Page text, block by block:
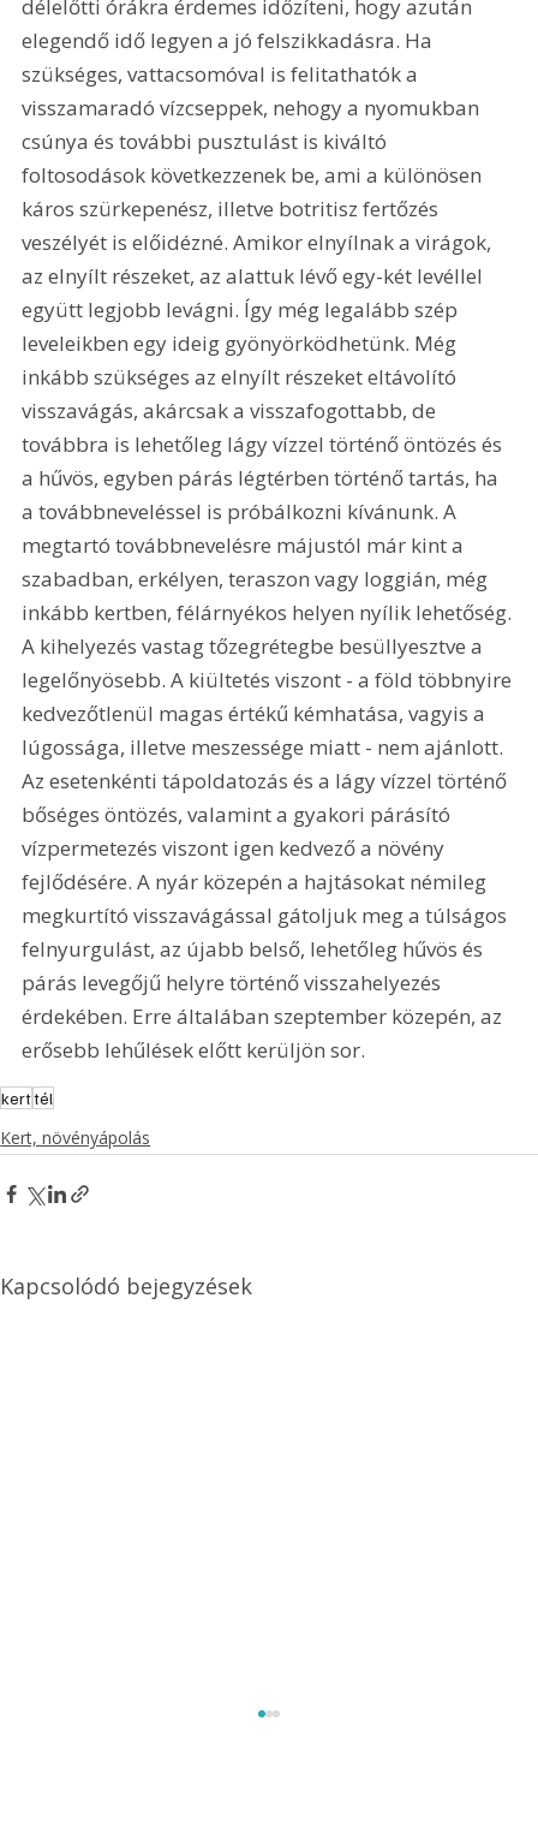
délelőtti órákra érdemes időzíteni, hogy azután
elegendő idő legyen a jó felszikkadásra. Ha
szükséges, vattacsomóval is felitathatók a
visszamaradó vízcseppek, nehogy a nyomukban
csúnya és további pusztulást is kiváltó
foltosodások következzenek be, ami a különösen
káros szürkepenész, illetve botritisz fertőzés
veszélyét is előidézné. Amikor elnyílnak a virágok,
az elnyílt részeket, az alattuk lévő egy-két levéllel
együtt legjobb levágni. Így még legalább szép
leveleikben egy ideig gyönyörködhetünk. Még
inkább szükséges az elnyílt részeket eltávolító
visszavágás, akárcsak a visszafogottabb, de
továbbra is lehetőleg lágy vízzel történő öntözés és
a hűvös, egyben párás légtérben történő tartás, ha
a továbbneveléssel is próbálkozni kívánunk. A
megtartó továbbnevelésre májustól már kint a
szabadban, erkélyen, teraszon vagy loggián, még
inkább kertben, félárnyékos helyen nyílik lehetőség.
A kihelyezés vastag tőzegrétegbe besüllyesztve a
legelőnyösebb. A kiültetés viszont - a föld többnyire
kedvezőtlenül magas értékű kémhatása, vagyis a
lúgossága, illetve meszessége miatt - nem ajánlott.
Az esetenkénti tápoldatozás és a lágy vízzel történő
bőséges öntözés, valamint a gyakori párásító
vízpermetezés viszont igen kedvező a növény
fejlődésére. A nyár közepén a hajtásokat némileg
megkurtító visszavágással gátoljuk meg a túlságos
felnyurgulást, az újabb belső, lehetőleg hűvös és
párás levegőjű helyre történő visszahelyezés
érdekében. Erre általában szeptember közepén, az
erősebb lehűlések előtt kerüljön sor.
kerttél
Kert, növényápolás
Kapcsolódó bejegyzések